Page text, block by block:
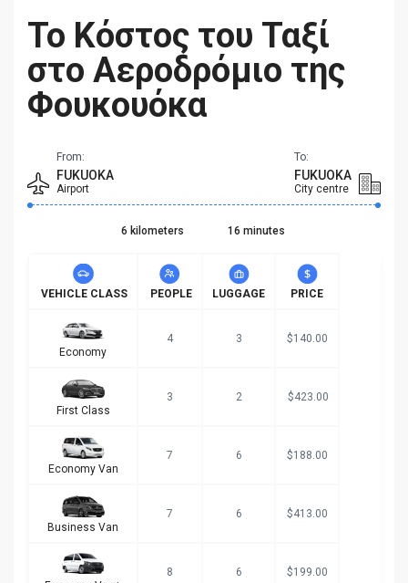
Το Κόστος του Ταξί
στο Αεροδρόμιο της
Φουκουόκα
From:
FUKUOKA
Airport
To:
FUKUOKA
City centre
6 kilometers 16 minutes
VEHICLE CLASS PEOPLE LUGGAGE PRICE
Economy
4 3 $140.00
First Class
3 2 $423.00
Economy Van
7 6 $188.00
Business Van
7 6 $413.00
8 6 $199.00